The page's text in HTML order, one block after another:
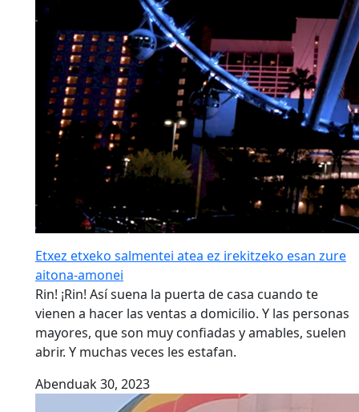
Etxez etxeko salmentei atea ez irekitzeko esan zure
aitona-amonei
Rin! ¡Rin! Así suena la puerta de casa cuando te
vienen a hacer las ventas a domicilio. Y las personas
mayores, que son muy confiadas y amables, suelen
abrir. Y muchas veces les estafan.
Abenduak 30, 2023